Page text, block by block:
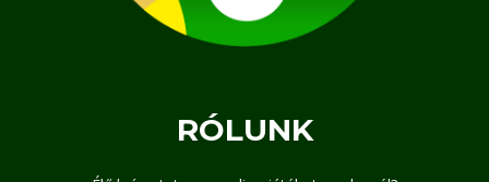
RÓLUNK